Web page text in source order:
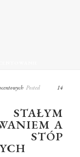
Posted
14
STAŁYM
A
STÓP